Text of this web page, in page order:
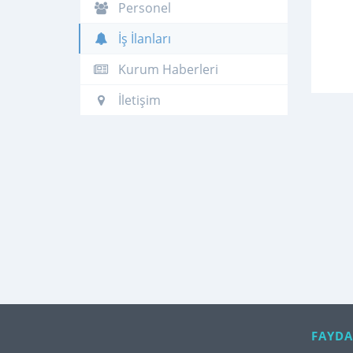
Personel
İş İlanları
Kurum Haberleri
İletişim